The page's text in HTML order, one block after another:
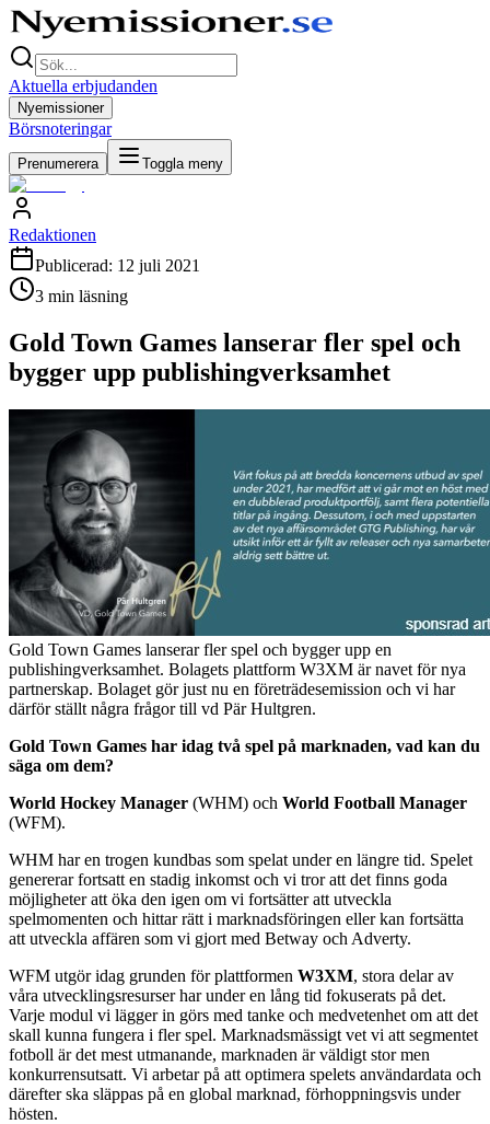
Aktuella erbjudanden
Nyemissioner
Börsnoteringar
Prenumerera Toggla meny
Redaktionen
Publicerad: 12 juli 2021
3 min läsning
Gold Town Games lanserar fler spel och
bygger upp publishingverksamhet
Gold Town Games lanserar fler spel och bygger upp en
publishingverksamhet. Bolagets plattform W3XM är navet för nya
partnerskap. Bolaget gör just nu en företrädesemission och vi har
därför ställt några frågor till vd Pär Hultgren.
Gold Town Games har idag två spel på marknaden, vad kan du
säga om dem?
World Hockey Manager (WHM) och World Football Manager
(WFM).
WHM har en trogen kundbas som spelat under en längre tid. Spelet
genererar fortsatt en stadig inkomst och vi tror att det finns goda
möjligheter att öka den igen om vi fortsätter att utveckla
spelmomenten och hittar rätt i marknadsföringen eller kan fortsätta
att utveckla affären som vi gjort med Betway och Adverty.
WFM utgör idag grunden för plattformen W3XM, stora delar av
våra utvecklingsresurser har under en lång tid fokuserats på det.
Varje modul vi lägger in görs med tanke och medvetenhet om att det
skall kunna fungera i fler spel. Marknadsmässigt vet vi att segmentet
fotboll är det mest utmanande, marknaden är väldigt stor men
konkurrensutsatt. Vi arbetar på att optimera spelets användardata och
därefter ska släppas på en global marknad, förhoppningsvis under
hösten.